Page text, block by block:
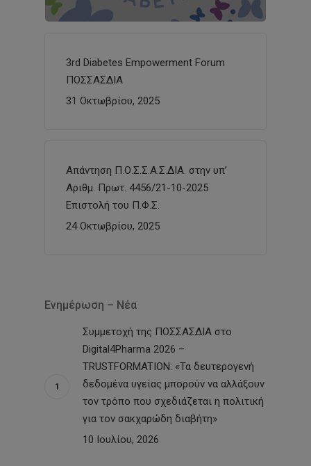
3rd Diabetes Empowerment Forum
ΠΟΣΣΑΣΔΙΑ
31 Οκτωβρίου, 2025
Απάντηση Π.Ο.Σ.Σ.Α.Σ.ΔΙΑ. στην υπ’
Αριθμ. Πρωτ. 4456/21-10-2025
Επιστολή του Π.Φ.Σ.
24 Οκτωβρίου, 2025
Ενημέρωση – Νέα
Συμμετοχή της ΠΟΣΣΑΣΔΙΑ στο
Digital4Pharma 2026 –
TRUSTFORMATION: «Τα δευτερογενή
δεδομένα υγείας μπορούν να αλλάξουν
τον τρόπο που σχεδιάζεται η πολιτική
για τον σακχαρώδη διαβήτη»
10 Ιουλίου, 2026